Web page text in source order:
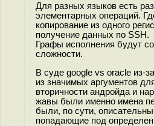
Для разных языков есть
элементарных операций.
копирование из одного
получение данных по SSH.
Графы исполнения будут
сложности.
В суде google vs oracle из-
из значимых аргументов
вторичности андройда и
жавы были именно имена
были, по сути,
попадающие под